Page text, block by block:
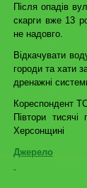
Після опадів
скарги вже 13
не надовго.
Відкачувати
городи та хати
дренажні
Кореспондент
Півтори
Херсонщині
Джерело